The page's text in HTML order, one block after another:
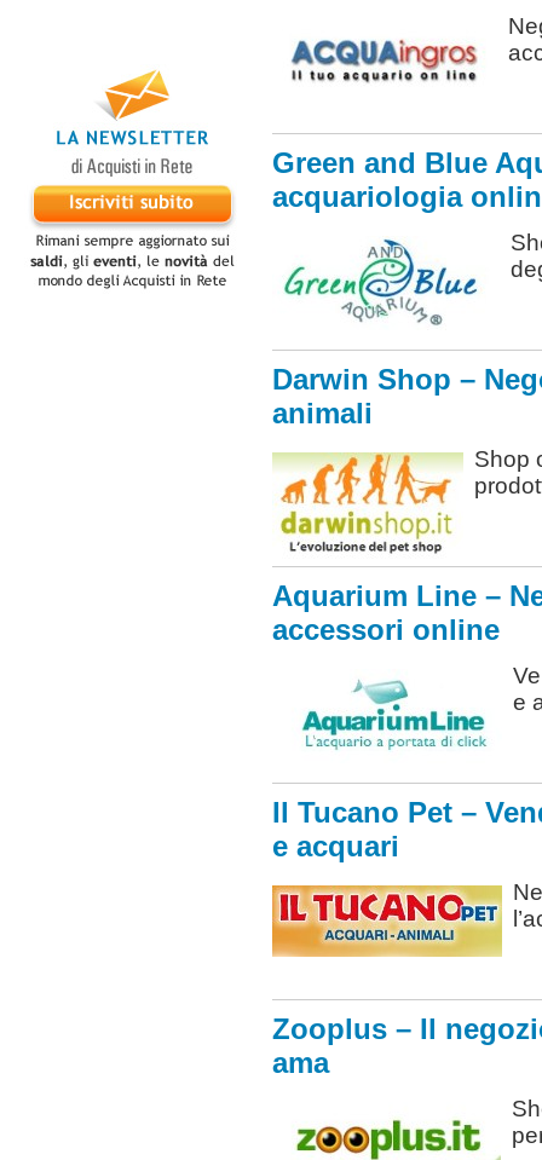
Green and Blue
acquariologia
Darwin Shop –
animali
Shop
Aquarium Line –
accessori online
e
Il Tucano Pet –
e acquari
Zooplus – Il
ama